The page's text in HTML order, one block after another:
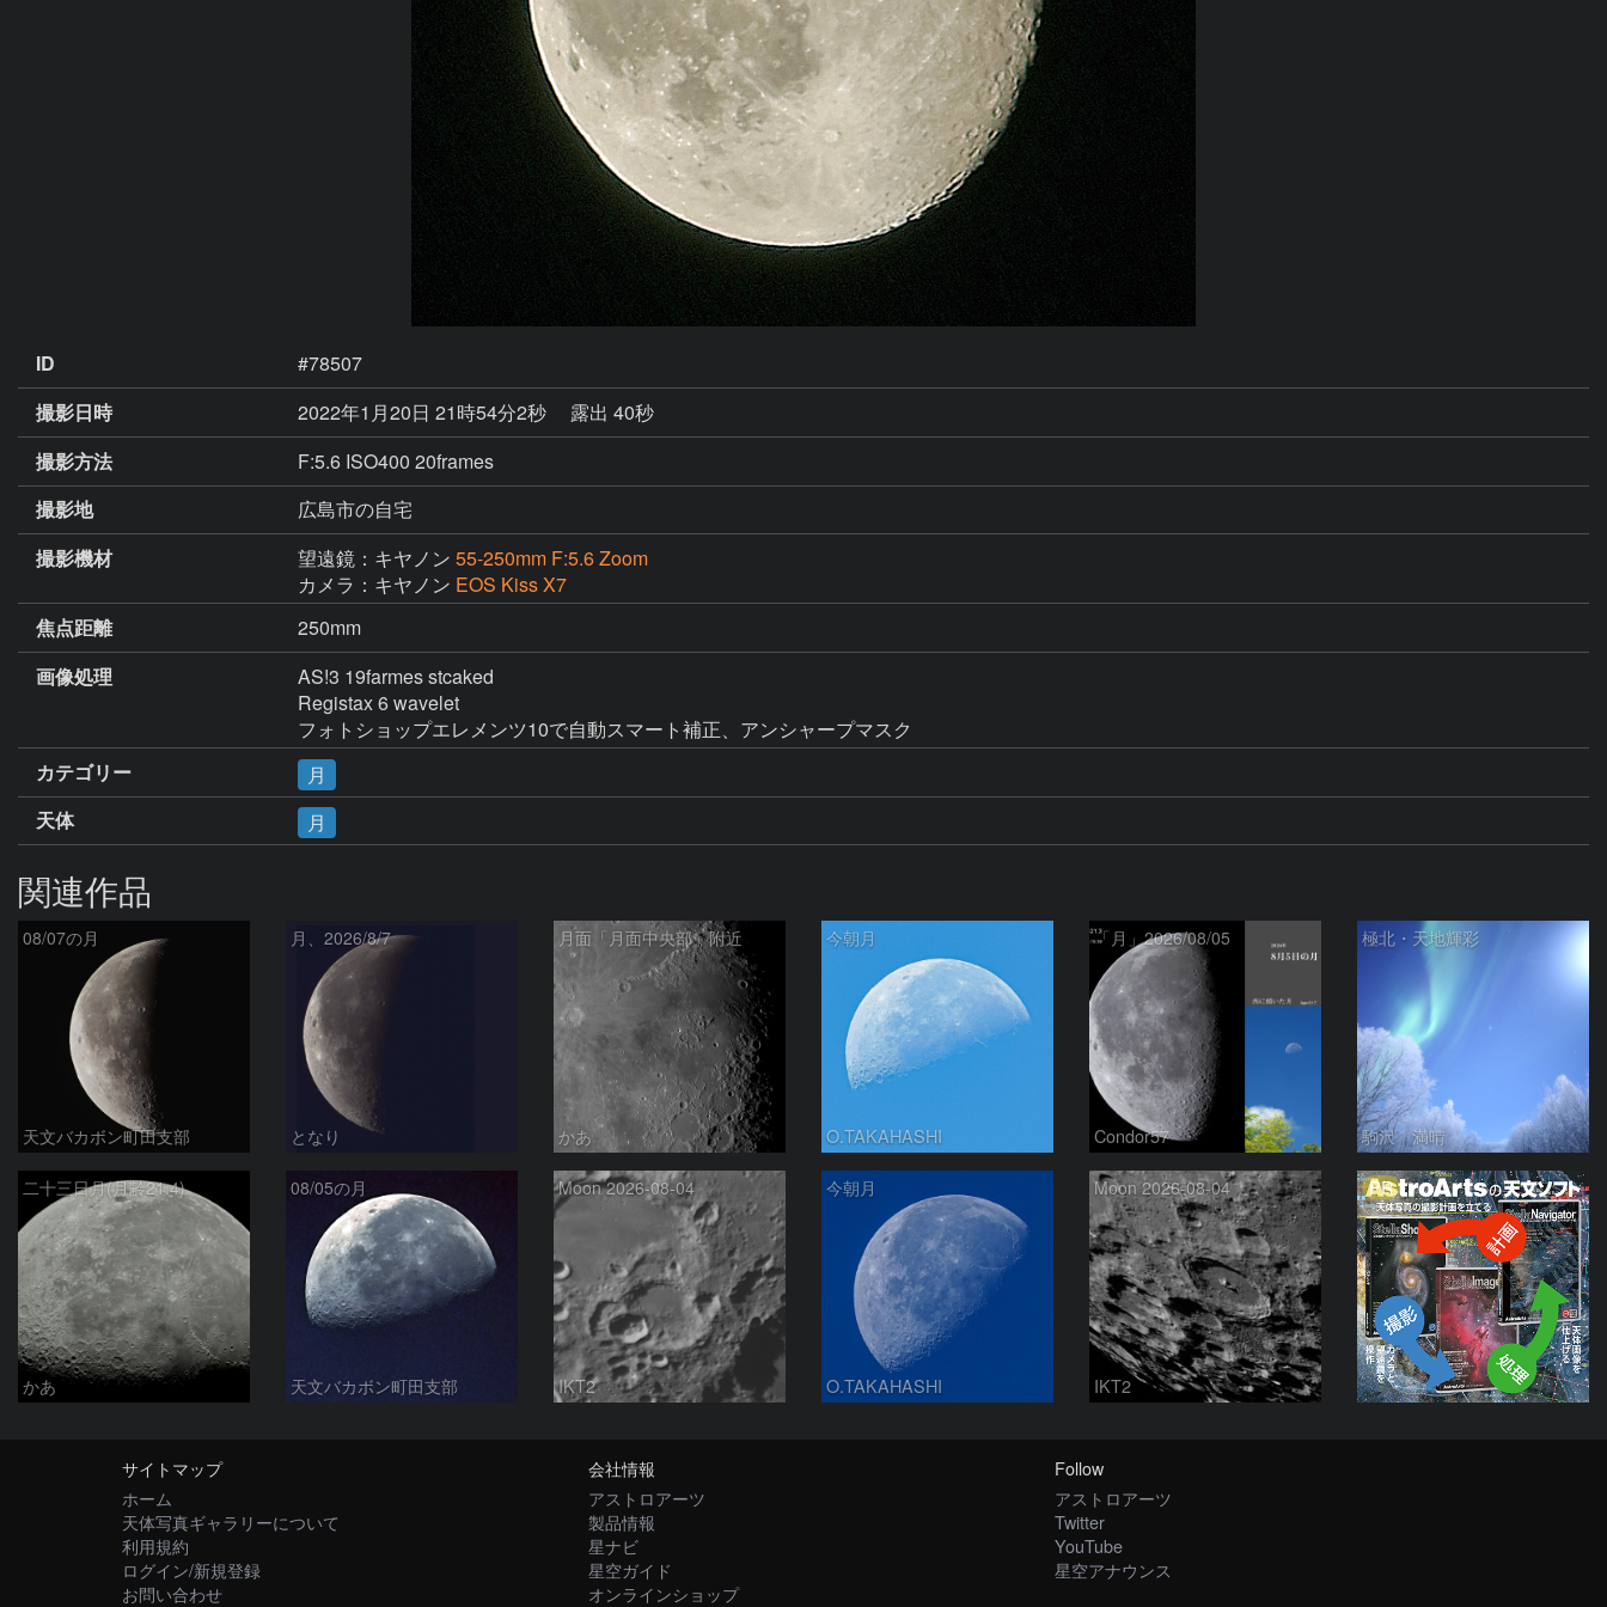
ID
#78507
撮影日時
2022年1月20日 21時54分2秒
露出 40秒
撮影方法
F:5.6 ISO400 20frames
撮影地
広島市の自宅
撮影機材
望遠鏡：キヤノン 55-250mm F:5.6 Zoom
カメラ：キヤノン EOS Kiss X7
焦点距離
250mm
画像処理
AS!3 19farmes stcaked
Registax 6 wavelet
フォトショップエレメンツ10で自動スマート補正、アンシャープマスク
カテゴリー
月
天体
月
関連作品
08/07の月
天文バカボン町田支部
月、2026/8/7
となり
月面「月面中央部」附近
かあ
今朝月
O.TAKAHASHI
「月」2026/08/05
Condor57
極北・天地輝彩
駒沢 満晴
二十三日月(月齢21.4)
かあ
08/05の月
天文バカボン町田支部
Moon 2026-08-04
IKT2
今朝月
O.TAKAHASHI
Moon 2026-08-04
IKT2
PR
サイトマップ
ホーム
天体写真ギャラリーについて
利用規約
ログイン/新規登録
お問い合わせ
会社情報
アストロアーツ
製品情報
星ナビ
星空ガイド
オンラインショップ
Follow
アストロアーツ
Twitter
YouTube
星空アナウンス